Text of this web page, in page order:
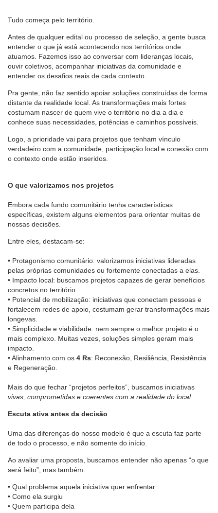
Tudo começa pelo território.
Antes de qualquer edital ou processo de seleção, a gente busca
entender o que já está acontecendo nos territórios onde
atuamos. Fazemos isso ao conversar com lideranças locais,
ouvir coletivos, acompanhar iniciativas da comunidade e
entender os desafios reais de cada contexto.
Pra gente, não faz sentido apoiar soluções construídas de forma
distante da realidade local. As transformações mais fortes
costumam nascer de quem vive o território no dia a dia e
conhece suas necessidades, potências e caminhos possíveis.
Logo, a prioridade vai para projetos que tenham vínculo
verdadeiro com a comunidade, participação local e conexão com
o contexto onde estão inseridos.
O que valorizamos nos projetos
Embora cada fundo comunitário tenha características
específicas, existem alguns elementos para orientar muitas de
nossas decisões.
Entre eles, destacam-se:
• Protagonismo comunitário: valorizamos iniciativas lideradas
pelas próprias comunidades ou fortemente conectadas a elas.
• Impacto local: buscamos projetos capazes de gerar benefícios
concretos no território.
• Potencial de mobilização: iniciativas que conectam pessoas e
fortalecem redes de apoio, costumam gerar transformações mais
longevas.
• Simplicidade e viabilidade: nem sempre o melhor projeto é o
mais complexo. Muitas vezes, soluções simples geram mais
impacto.
• Alinhamento com os 4 Rs: Reconexão, Resiliência, Resistência
e Regeneração.
Mais do que fechar “projetos perfeitos”, buscamos iniciativas
vivas, comprometidas e coerentes com a realidade do local.
Escuta ativa antes da decisão
Uma das diferenças do nosso modelo é que a escuta faz parte
de todo o processo, e não somente do início.
Ao avaliar uma proposta, buscamos entender não apenas “o que
será feito”, mas também:
• Qual problema aquela iniciativa quer enfrentar
• Como ela surgiu
• Quem participa dela